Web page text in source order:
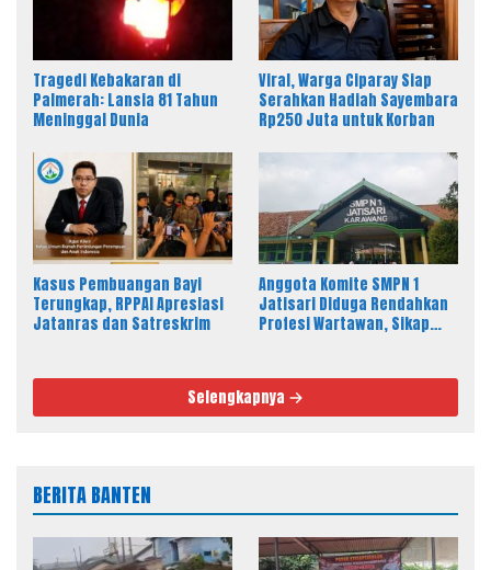
Tragedi Kebakaran di
Palmerah: Lansia 81 Tahun
Meninggal Dunia
Viral, Warga Ciparay Siap
Serahkan Hadiah Sayembara
Rp250 Juta untuk Korban
Kasus Pembuangan Bayi
Terungkap, RPPAI Apresiasi
Jatanras dan Satreskrim
Anggota Komite SMPN 1
Jatisari Diduga Rendahkan
Profesi Wartawan, Sikap
Selengkapnya
BERITA BANTEN